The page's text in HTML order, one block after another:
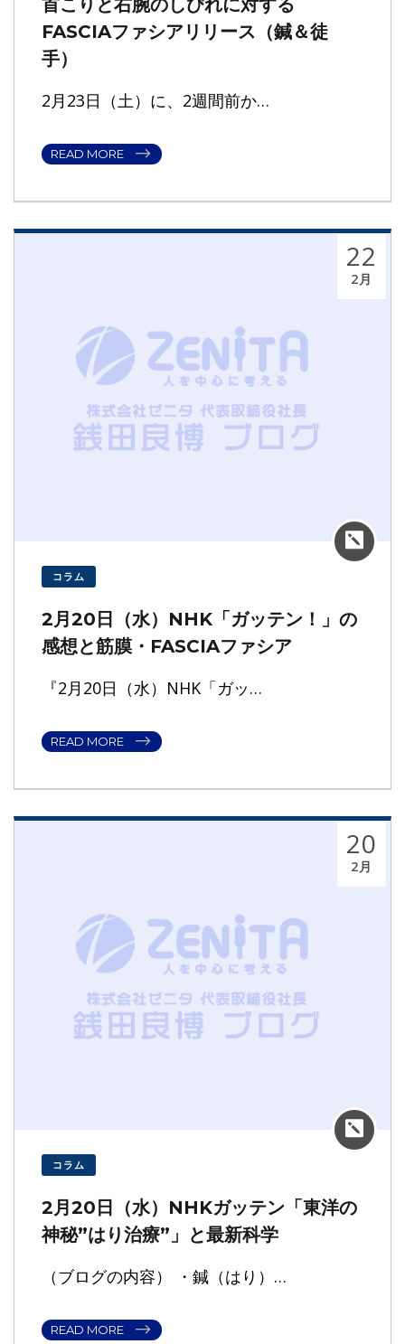
FASCIAファシアリリース（鍼＆徒
手）
2月23日（土）に、2週間前か…
READ MORE
22
2月
コラム
2月20日（水）NHK「ガッテン！」の
感想と筋膜・FASCIAファシア
『2月20日（水）NHK「ガッ…
READ MORE
20
2月
コラム
2月20日（水）NHKガッテン「東洋の
神秘”はり治療”」と最新科学
（ブログの内容） ・鍼（はり）…
READ MORE